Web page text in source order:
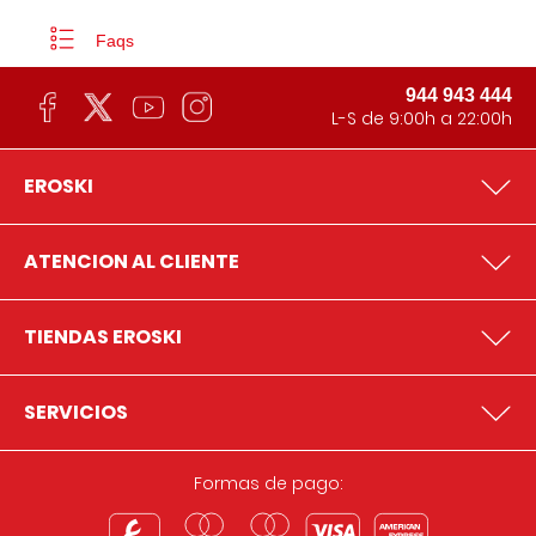
Faqs
944 943 444
L-S de 9:00h a 22:00h
EROSKI
ATENCION AL CLIENTE
TIENDAS EROSKI
SERVICIOS
Formas de pago: